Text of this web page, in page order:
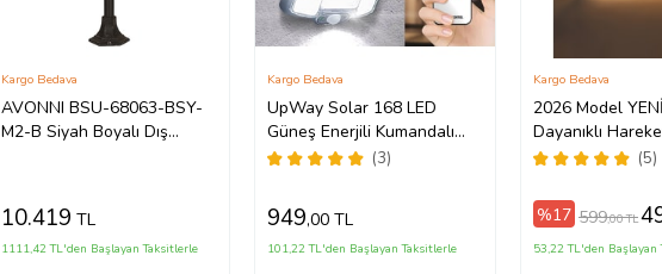
AVONNI BSU-68063-BSY-
M2-B Siyah Boyalı Dış
Kargo Bedava
10.419 TL
1111,42 TL'den Başlayan Taksitlerle
UpWay Solar 168 LED
Güneş Enerjili Kumandalı
Kablolu 3 Modlu Duvar
(3)
Kargo Bedava
949,00 TL
101,22 TL'den Başlayan Taksitlerle
2026 Model
Dayanıklı
Güneş Enerjili (5)
Kargo Bedava
%17 599,00 TL
53,22 TL'den Başlayan